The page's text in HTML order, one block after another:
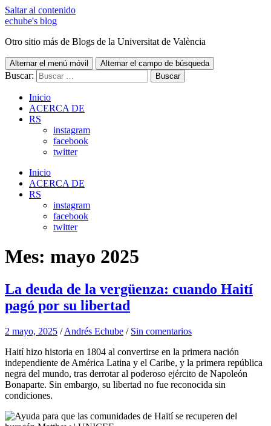
Saltar al contenido
echube's blog
Otro sitio más de Blogs de la Universitat de València
Alternar el menú móvil Alternar el campo de búsqueda
Buscar:
Inicio
ACERCA DE
RS
instagram
facebook
twitter
Inicio
ACERCA DE
RS
instagram
facebook
twitter
Mes: mayo 2025
La deuda de la vergüenza: cuando Haití
pagó por su libertad
2 mayo, 2025 /Andrés Echube / Sin comentarios
Haití hizo historia en 1804 al convertirse en la primera nación
independiente de América Latina y el Caribe, y la primera república
negra del mundo, tras derrotar al poderoso ejército de Napoleón
Bonaparte. Sin embargo, su libertad no fue reconocida sin
condiciones.